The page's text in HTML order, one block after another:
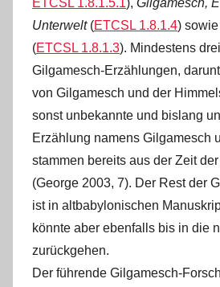
Unterwelt(ETCSL 1.8.1.4) sowie
(ETCSL 1.8.1.3). Mindestens
Gilgamesch-Erzählungen,
von Gilgamesch und der
sonst unbekannte und bislang
Erzählung namens Gilgamesch
stammen bereits aus der Zeit
(George 2003, 7). Der Rest der
ist in altbabylonischen
könnte aber ebenfalls bis in die
zurückgehen.
Der führende Gilgamesch-